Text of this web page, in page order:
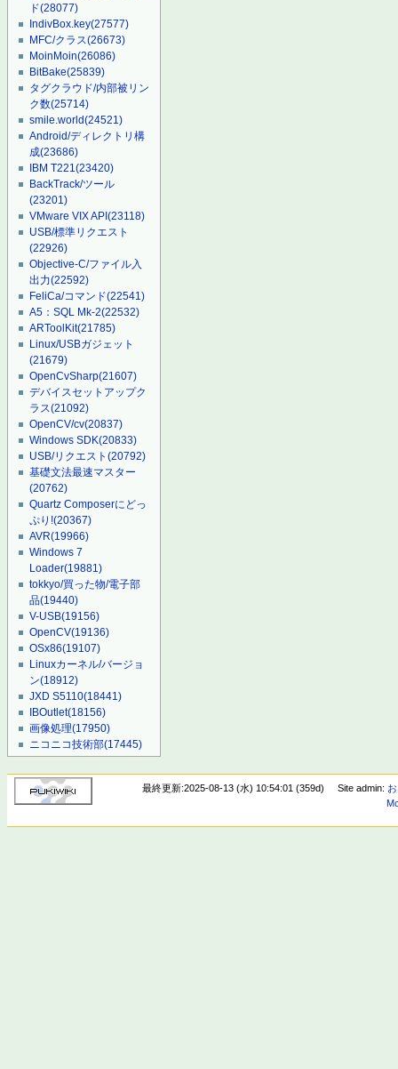
ド(28077)
IndivBox.key(27577)
MFC/クラス(26673)
MoinMoin(26086)
BitBake(25839)
タグクラウド/内部被リン
ク数(25714)
smile.world(24521)
Android/ディレクトリ構
成(23686)
IBM T221(23420)
BackTrack/ツール
(23201)
VMware VIX API(23118)
USB/標準リクエスト
(22926)
Objective-C/ファイル入
出力(22592)
FeliCa/コマンド(22541)
A5：SQL Mk-2(22532)
ARToolKit(21785)
Linux/USBガジェット
(21679)
OpenCvSharp(21607)
デバイスセットアップク
ラス(21092)
OpenCV/cv(20837)
Windows SDK(20833)
USB/リクエスト(20792)
基礎文法最速マスター
(20762)
Quartz Composerにどっ
ぷり!(20367)
AVR(19966)
Windows 7
Loader(19881)
tokkyo/買った物/電子部
品(19440)
V-USB(19156)
OpenCV(19136)
OSx86(19107)
Linuxカーネル/バージョ
ン(18912)
JXD S5110(18441)
IBOutlet(18156)
画像処理(17950)
ニコニコ技術部(17445)
最終更新:2025-08-13 (水) 10:54:01 (359d) Site admin: